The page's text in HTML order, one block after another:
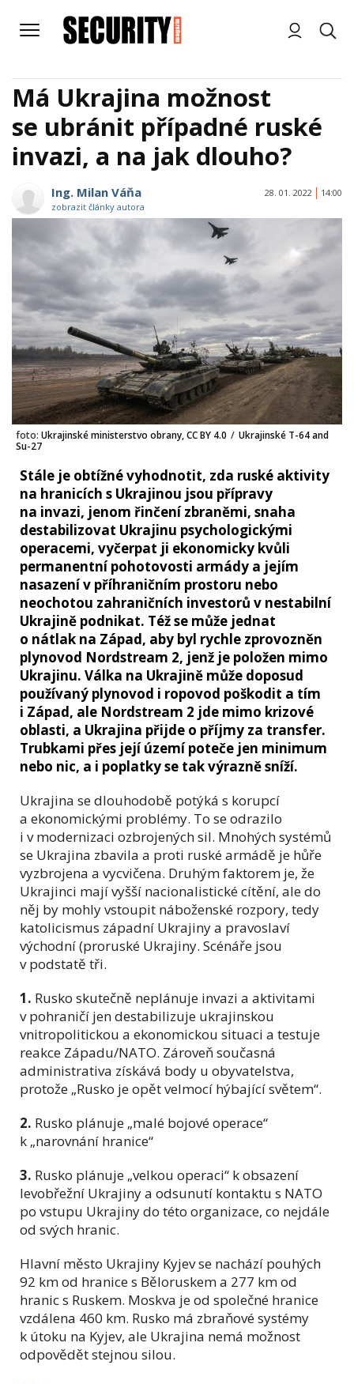
Má Ukrajina možnost
se ubránit případné ruské
invazi, a na jak dlouho?
Ing. Milan Váňa
zobrazit články autora
28. 01. 2022 14:00
foto: Ukrajinské ministerstvo obrany, CC BY 4.0 / Ukrajinské T-64 and
Su-27
Stále je obtížné vyhodnotit, zda ruské aktivity
na hranicích s Ukrajinou jsou přípravy
na invazi, jenom řinčení zbraněmi, snaha
destabilizovat Ukrajinu psychologickými
operacemi, vyčerpat ji ekonomicky kvůli
permanentní pohotovosti armády a jejím
nasazení v příhraničním prostoru nebo
neochotou zahraničních investorů v nestabilní
Ukrajině podnikat. Též se může jednat
o nátlak na Západ, aby byl rychle zprovozněn
plynovod Nordstream 2, jenž je položen mimo
Ukrajinu. Válka na Ukrajině může doposud
používaný plynovod i ropovod poškodit a tím
i Západ, ale Nordstream 2 jde mimo krizové
oblasti, a Ukrajina přijde o příjmy za transfer.
Trubkami přes její území poteče jen minimum
nebo nic, a i poplatky se tak výrazně sníží.
Ukrajina se dlouhodobě potýká s korupcí
a ekonomickými problémy. To se odrazilo
i v modernizaci ozbrojených sil. Mnohých systémů
se Ukrajina zbavila a proti ruské armádě je hůře
vyzbrojena a vycvičena. Druhým faktorem je, že
Ukrajinci mají vyšší nacionalistické cítění, ale do
něj by mohly vstoupit náboženské rozpory, tedy
katolicismus západní Ukrajiny a pravoslaví
východní (proruské Ukrajiny. Scénáře jsou
v podstatě tři.
1. Rusko skutečně neplánuje invazi a aktivitami
v pohraničí jen destabilizuje ukrajinskou
vnitropolitickou a ekonomickou situaci a testuje
reakce Západu/NATO. Zároveň současná
administrativa získává body u obyvatelstva,
protože „Rusko je opět velmocí hýbající světem“.
2. Rusko plánuje „malé bojové operace“
k „narovnání hranice“
3. Rusko plánuje „velkou operaci“ k obsazení
levobřežní Ukrajiny a odsunutí kontaktu s NATO
po vstupu Ukrajiny do této organizace, co nejdále
od svých hranic.
Hlavní město Ukrajiny Kyjev se nachází pouhých
92 km od hranice s Běloruskem a 277 km od
hranic s Ruskem. Moskva je od společné hranice
vzdálena 460 km. Rusko má zbraňové systémy
k útoku na Kyjev, ale Ukrajina nemá možnost
odpovědět stejnou silou.